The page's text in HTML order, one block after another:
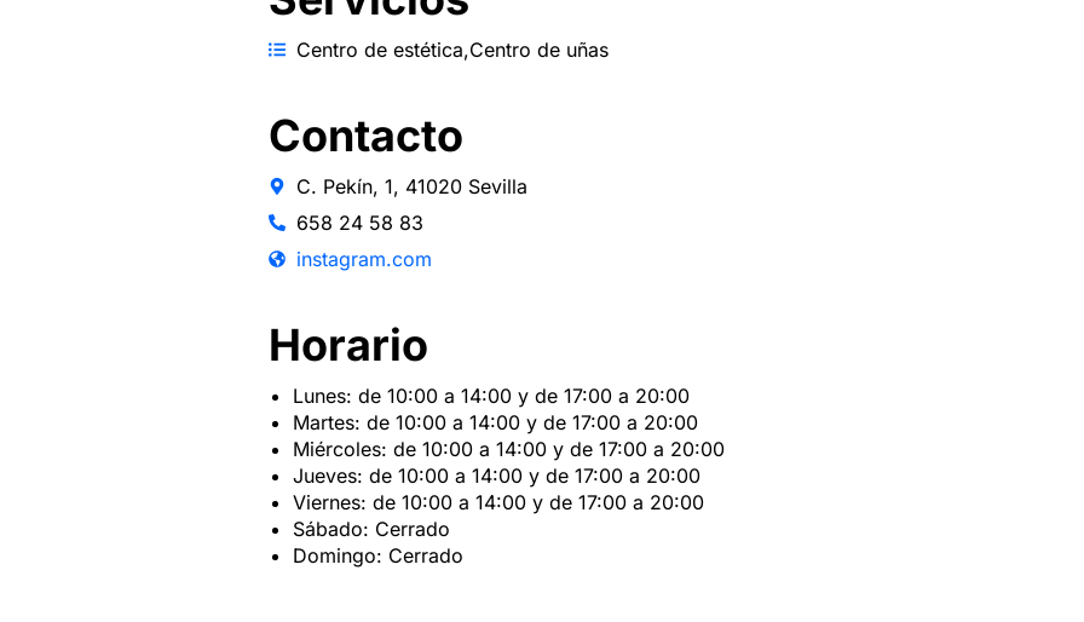
Centro de estética,Centro de uñas
Contacto
C. Pekín, 1, 41020 Sevilla
658 24 58 83
instagram.com
Horario
Lunes: de 10:00 a 14:00 y de 17:00 a 20:00
Martes: de 10:00 a 14:00 y de 17:00 a 20:00
Miércoles: de 10:00 a 14:00 y de 17:00 a 20:00
Jueves: de 10:00 a 14:00 y de 17:00 a 20:00
Viernes: de 10:00 a 14:00 y de 17:00 a 20:00
Sábado: Cerrado
Domingo: Cerrado